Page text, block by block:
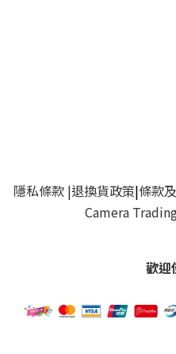
隱私條款|退換貨政策|條款
Camera
歡迎